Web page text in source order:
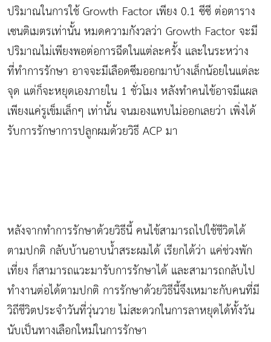
ปริมาณในการใช้ Growth Factor เพียง 0.1 ซีซี ต่อตาราง
เซนติเมตรเท่านั้น หมดความกังวลว่า Growth Factor จะมี
ปริมาณไม่เพียงพอต่อการฉีดในแต่ละครั้ง และในระหว่าง
ที่ทำการรักษา อาจจะมีเลือดซึมออกมาบ้างเล็กน้อยในแต่ละ
จุด แต่ก็จะหยุดเองภายใน 1 ชั่วโมง หลังทำคนไข้อาจมีแผล
เพียงแค่รูเข็มเล็กๆ เท่านั้น จนมองแทบไม่ออกเลยว่า เพิ่งได้
รับการรักษาการปลูกผมด้วยวิธี ACP มา
หลังจากทำการรักษาด้วยวิธีนี้ คนไข้สามารถไปใช้ชีวิตได้
ตามปกติ กลับบ้านอาบน้ำสระผมได้ เรียกได้ว่า แค่ช่วงพัก
เที่ยง ก็สามารถแวะมารับการรักษาได้ และสามารถกลับไป
ทำงานต่อได้ตามปกติ การรักษาด้วยวิธีนี้จึงเหมาะกับคนที่มี
วิถีชีวิตประจำวันที่วุ่นวาย ไม่สะดวกในการลาหยุดได้ทั้งวัน
นับเป็นทางเลือกใหม่ในการรักษา